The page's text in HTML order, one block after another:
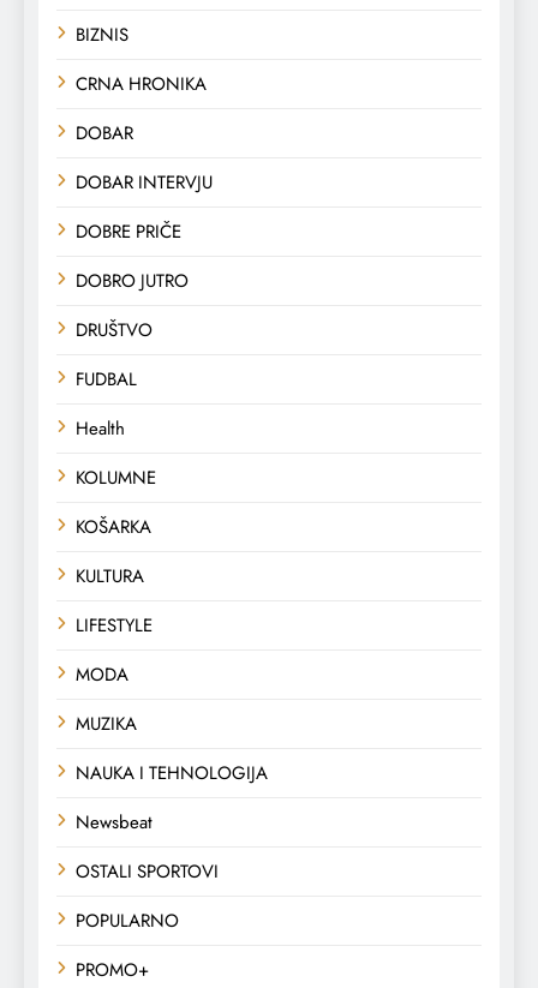
BIZNIS
CRNA HRONIKA
DOBAR
DOBAR INTERVJU
DOBRE PRIČE
DOBRO JUTRO
DRUŠTVO
FUDBAL
Health
KOLUMNE
KOŠARKA
KULTURA
LIFESTYLE
MODA
MUZIKA
NAUKA I TEHNOLOGIJA
Newsbeat
OSTALI SPORTOVI
POPULARNO
PROMO+